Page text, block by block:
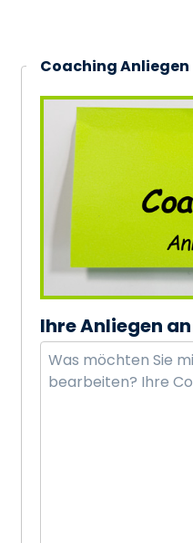
Coaching Anliegen
Ihre Anliegen